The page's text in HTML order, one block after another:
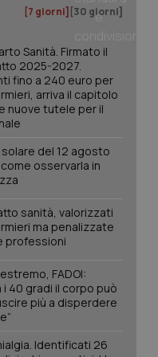
[7 giorni] [30 giorni]
Sanità. Firmato il
2025-2027.
fino a 240 euro per
arriva il capitolo
nuove tutele per il
solare del 12 agosto
osservarla in
sanità, valorizzati
ma penalizzate
professioni
FADOI:
i 40 gradi il corpo può
più a disperdere
Identificati 26